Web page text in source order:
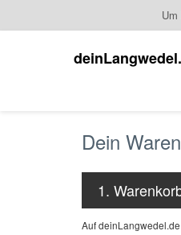
Dein
1.
Auf